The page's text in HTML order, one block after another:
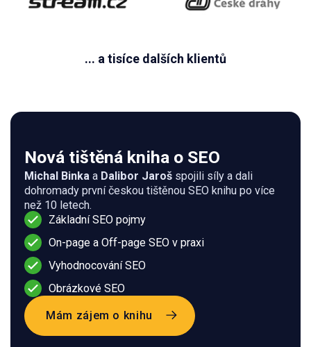
... a tisíce dalších klientů
Nová tištěná kniha o SEO
Michal Binka a Dalibor Jaroš spojili síly a dali
dohromady první českou tištěnou SEO knihu po více
než 10 letech.
Základní SEO pojmy
On-page a Off-page SEO v praxi
Vyhodnocování SEO
Obrázkové SEO
Mám zájem o knihu